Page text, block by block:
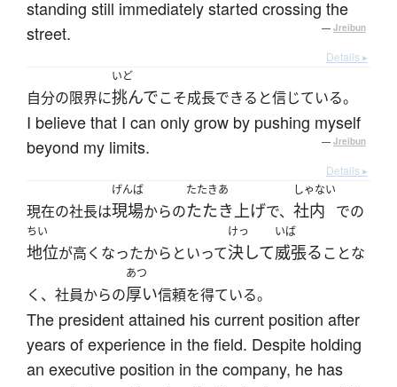
standing still immediately started crossing the
street.
— Jreibun
Details ▸
自分の限界に
いど
挑んでこそ成長できると信じている。
I believe that I can only grow by pushing myself
beyond my limits.
— Jreibun
Details ▸
現在の社長は
げんば
現場からの
たたきあ
たたき上げで、
しゃない
社内 での
ちい
地位が高くなったからといって
けっ
決して
いば
威張ることな
く、社員からの
あつ
厚い信頼を得ている。
The president attained his current position after
years of experience in the field. Despite holding
an executive position in the company, he has